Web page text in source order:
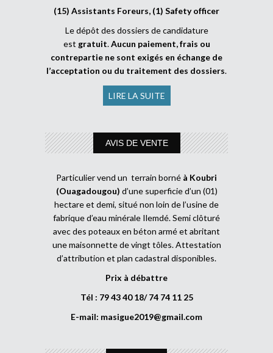
(15) Assistants Foreurs, (1) Safety officer
Le dépôt des dossiers de candidature
est gratuit.Aucun paiement, frais ou
contrepartie ne sont exigés en échange de
l’acceptation ou du traitement des dossiers.
LIRE LA SUITE
AVIS DE VENTE
Particulier vend un terrain borné à Koubri
(Ouagadougou) d’une superficie d’un (01)
hectare et demi, situé non loin de l’usine de
fabrique d’eau minérale Ilemdé. Semi clôturé
avec des poteaux en béton armé et abritant
une maisonnette de vingt tôles. Attestation
d’attribution et plan cadastral disponibles.
Prix à débattre
Tél : 79 43 40 18/ 74 74 11 25
E-mail: masigue2019@gmail.com